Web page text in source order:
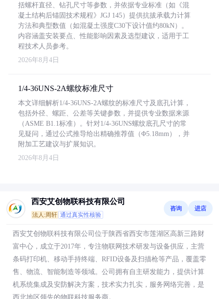
括螺杆直径、钻孔尺寸等参数，并依据专业标准（如《混
凝土结构后锚固技术规程》JGJ 145）提供抗拔承载力计算
方法和典型数值（如混凝土强度C30下设计值约80kN）。
内容涵盖安装要点、性能影响因素及选型建议，适用于工
程技术人员参考。
2026年8月4日
1/4-36UNS-2A螺纹标准尺寸
本文详细解析1/4-36UNS-2A螺纹的标准尺寸及底孔计算，
包括外径、螺距、公差等关键参数，并提供专业数据来源
（ASME B1.1标准）。针对1/4-36UNS螺纹底孔尺寸的常
见疑问，通过公式推导给出精确推荐值（Φ5.18mm），并
附加工艺建议与扩展知识。
2026年8月4日
西安艾创物联科技有限公司
法人:周轩 通过真实性核验
咨询 进店
西安艾创物联科技有限公司位于陕西省西安市莲湖区高新三路财
富中心，成立于2017年，专注物联网技术研发与设备供应，主营
条码打印机、移动手持终端、RFID设备及扫描枪等产品，覆盖零
售、物流、智能制造等领域。公司拥有自主研发能力，提供计算
机系统集成及安防解决方案，技术实力扎实，服务网络完善，是
西北地区领先的物联科技服务商。